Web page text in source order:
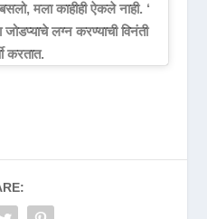
मला काहीही ऐकले नाही. ‘
लग्न करण्याची विनंती
करतात.